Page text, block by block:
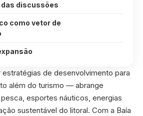
das discussões
como vetor de
de desenvolvimento para
além do turismo — abrange
esportes náuticos, energias
sustentável do litoral. Com a Baía